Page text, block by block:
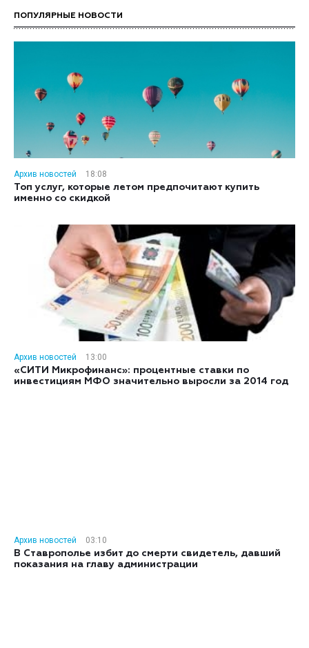
ПОПУЛЯРНЫЕ НОВОСТИ
Архив новостей
18:08
Топ услуг, которые летом предпочитают купить
именно со скидкой
Архив новостей
13:00
«СИТИ Микрофинанс»: процентные ставки по
инвестициям МФО значительно выросли за 2014 год
Архив новостей
03:10
В Ставрополье избит до смерти свидетель, давший
показания на главу администрации